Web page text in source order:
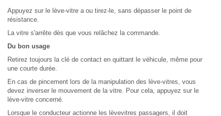
Appuyez sur le lève-vitre a ou tirez-le, sans dépasser le point de
résistance.
La vitre s'arrête dès que vous relâchez la commande.
Du bon usage
Retirez toujours la clé de contact en quittant le véhicule, même pour
une courte durée.
En cas de pincement lors de la manipulation des lève-vitres, vous
devez inverser le mouvement de la vitre. Pour cela, appuyez sur le
lève-vitre concerné.
Lorsque le conducteur actionne les lèvevitres passagers, il doit